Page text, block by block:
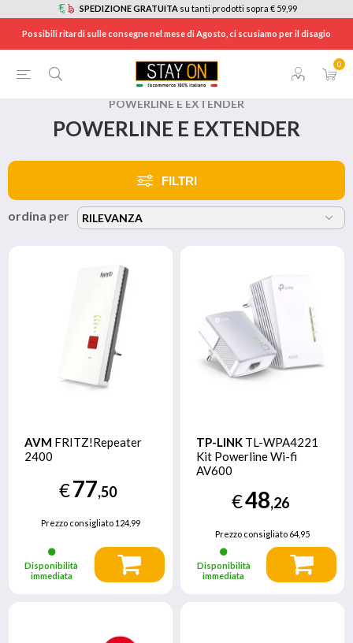
SPEDIZIONE GRATUITA su tanti prodotti sopra € 59,99
Possibili ritardi sulle consegne nel mese di Agosto, ci scusiamo per il disagio
0
INFORMATICA / RETI E CONNETTIVITÁ
POWERLINE E EXTENDER
POWERLINE E EXTENDER
FILTRI
ordina per
AVM FRITZ!Repeater
2400
€77,50
Prezzo consigliato124,99
Disponibilità
immediata
TP-LINK TL-WPA4221
Kit Powerline Wi-fi
AV600
€48,26
Prezzo consigliato 64,95
Disponibilità
immediata